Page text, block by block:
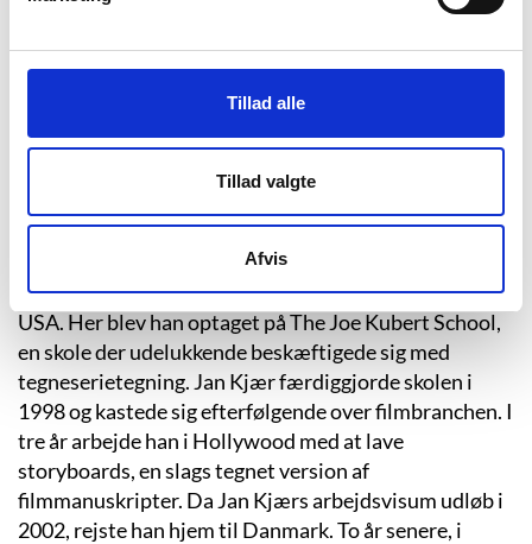
Tillad alle
Tillad valgte
Afvis
viste mig, at man kunne leve af at tegne (uden at det var
spurgte, om jeg måtte komme i praktik, sagde han: “ja, hvis
du kommer tilbage om en uge med 100 tegninger.” Det
gjorde jeg.
Så kom jeg i praktik og 3 år senere kom jeg i lære
hos ham.”(Dan R. Knudsen: A man with a plan …
Interview med Jan Kjær.Serieland.dk,
Efter at have gjort sin uddannelse færdig arbejdede
Jan Kjær på et reklamebureau. At lave reklamer var
dog ikke det, han drømte om, så i 1996 tog Jan Kjær til
USA. Her blev han optaget på The Joe Kubert School,
en skole der udelukkende beskæftigede sig med
tegneserietegning. Jan Kjær færdiggjorde skolen i
1998 og kastede sig efterfølgende over filmbranchen. I
tre år arbejde han i Hollywood med at lave
storyboards, en slags tegnet version af
filmmanuskripter. Da Jan Kjærs arbejdsvisum udløb i
2002, rejste han hjem til Danmark. To år senere, i